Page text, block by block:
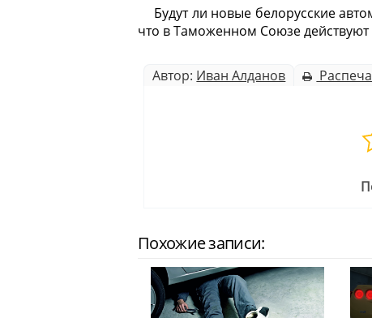
Будут ли новые белорусские
что в Таможенном Союзе
Автор: Иван Алданов
Похожие записи: